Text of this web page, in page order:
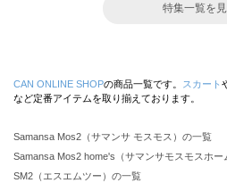
特集一覧を
CAN ONLINE SHOPの商品一覧です。 スカート
など定番アイテムを取り揃えております。
Samansa Mos2（サマンサ モスモス）の一覧
Samansa Mos2 home's（サマンサモスモスホー
SM2（エスエムツー）の一覧